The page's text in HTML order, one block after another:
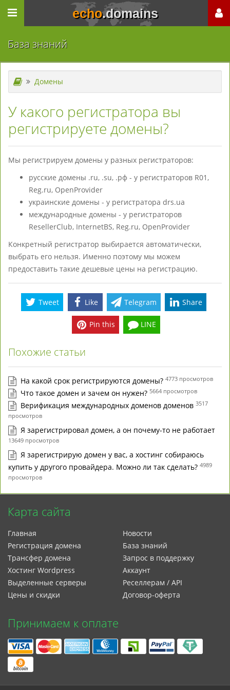
echo.domains
База знаний
Домены
У какого регистратора вы
регистрируете домены?
Мы регистрируем домены у разных регистраторов:
русские домены .ru, .su, .рф - у регистраторов R01,
Reg.ru, OpenProvider
украинские домены - у регистратора drs.ua
международные домены - у регистраторов
ResellerClub, InternetBS, Reg.ru, OpenProvider
Конкретный регистратор выбирается автоматически,
выбрать его нельзя. Именно поэтому мы можем
предоставить такие дешевые цены на регистрацию.
Tweet Like Telegram Share
Pin this LINE
Похожие статьи
На какой срок регистрируются домены? 4773 просмотров
Что такое домен и зачем он нужен? 5664 просмотров
Верификация международных доменов доменов 3517
просмотров
Я зарегистрировал домен, а он почему-то не работает
13649 просмотров
Я зарегистрирую домен у вас, а хостинг собираюсь
купить у другого провайдера. Можно ли так сделать? 4989
просмотров
Карта сайта
Главная
Регистрация домена
Трансфер домена
Xостинг Wordpress
Выделенные серверы
Цены и скидки
Новости
База знаний
Запрос в поддержку
Аккаунт
Реселлерам / API
Договор-оферта
Принимаем к оплате